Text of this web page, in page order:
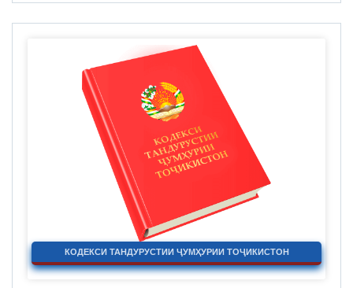
КОДЕКСИ ТАНДУРУСТИИ ҶУМҲУРИИ ТОҶИКИСТОН